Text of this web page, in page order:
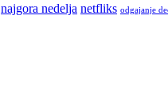
najgora nedelja netfliks odgajanje